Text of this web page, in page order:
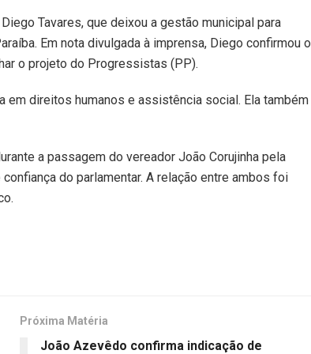
Tavares, que deixou a gestão municipal para
Em nota divulgada à imprensa, Diego confirmou o
o projeto do Progressistas (PP).
em direitos humanos e assistência social. Ela também
a passagem do vereador João Corujinha pela
do parlamentar. A relação entre ambos foi
Próxima Matéria
João Azevêdo confirma indicação de